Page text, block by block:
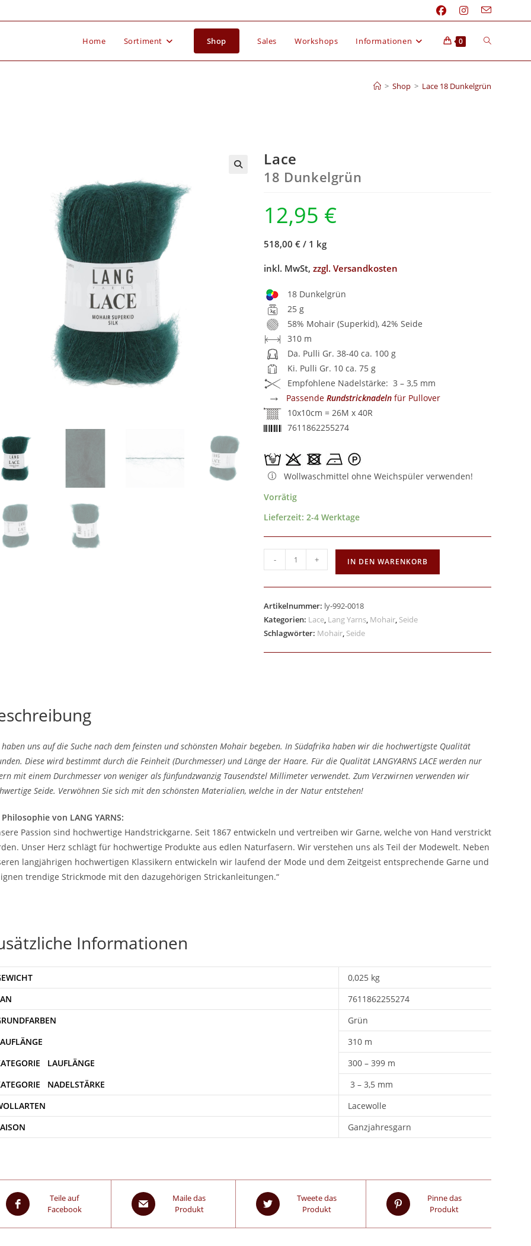
Home Sortiment Shop Sales Workshops Informationen 0
> Shop > Lace 18 Dunkelgrün
Lace
18 Dunkelgrün
12,95 €
518,00 € / 1 kg
inkl. MwSt,zzgl. Versandkosten
18 Dunkelgrün
25 g
58% Mohair (Superkid), 42% Seide
310 m
Da. Pulli Gr. 38-40 ca. 100 g
Ki. Pulli Gr. 10 ca. 75 g
Empfohlene Nadelstärke: 3 – 3,5 mm
→ PassendeRundstricknadeln für Pullover
10x10cm = 26M x 40R
7611862255274
Wollwaschmittel ohne Weichspüler verwenden!
Vorrätig
Lieferzeit:2-4 Werktage
- + IN DEN WARENKORB
Artikelnummer: ly-992-0018
Kategorien: Lace, Lang Yarns, Mohair, Seide
Schlagwörter: Mohair, Seide
uns auf die Suche nach dem feinsten und schönsten Mohair begeben. In Südafrika haben wir die hochwertigste Qualität
Diese wird bestimmt durch die Feinheit (Durchmesser) und Länge der Haare. Für die Qualität LANGYARNS LACE werden nur
mit einem Durchmesser von weniger als fünfundzwanzig Tausendstel Millimeter verwendet. Zum Verzwirnen verwenden wir
Seide. Verwöhnen Sie sich mit den schönsten Materialien, welche in der Natur entstehen!
von LANG YARNS:
Passion sind hochwertige Handstrickgarne. Seit 1867 entwickeln und vertreiben wir Garne, welche von Hand verstrickt
Unser Herz schlägt für hochwertige Produkte aus edlen Naturfasern. Wir verstehen uns als Teil der Modewelt. Neben
langjährigen hochwertigen Klassikern entwickeln wir laufend der Mode und dem Zeitgeist entsprechende Garne und
trendige Strickmode mit den dazugehörigen Strickanleitungen.“
Informationen
0,025 kg
7611862255274
Grün
310 m
300 – 399 m
3 – 3,5 mm
Lacewolle
Ganzjahresgarn
Teile auf
Facebook
Maile das
Produkt
Tweete das
Produkt
Pinne das
Produkt